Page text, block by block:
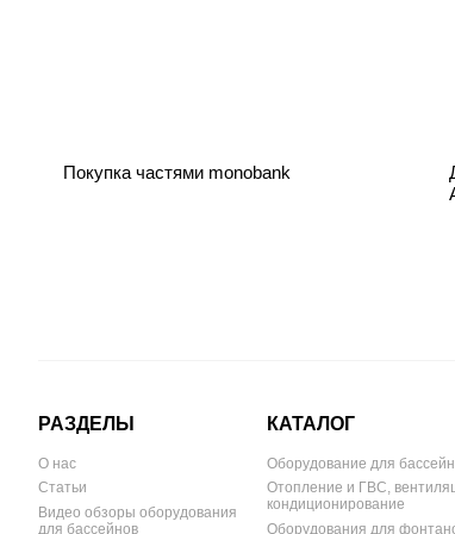
Покупка частями monobank
РАЗДЕЛЫ
О нас
Статьи
Видео обзоры оборудования
для бассейнов
КАТАЛОГ
Оборудование для
Отопление и ГВС,
кондиционирование
Оборудования для